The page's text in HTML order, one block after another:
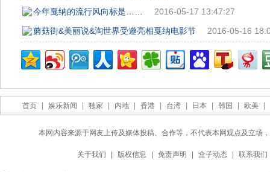
今年戛纳的流行风向标是……
2016-05-17 13:47:27
蘑菇街&美丽说&淘世界受邀亮相戛纳电影节
2016-05-16
首页 娱乐新闻 独家 内地 香港 台湾 日本 韩国 欧美
本网内容来源于网友上传及媒体投稿、合作等，不代表本网观点及立场
关于我们 版权信息 免责声明 盒子动态 联系我们